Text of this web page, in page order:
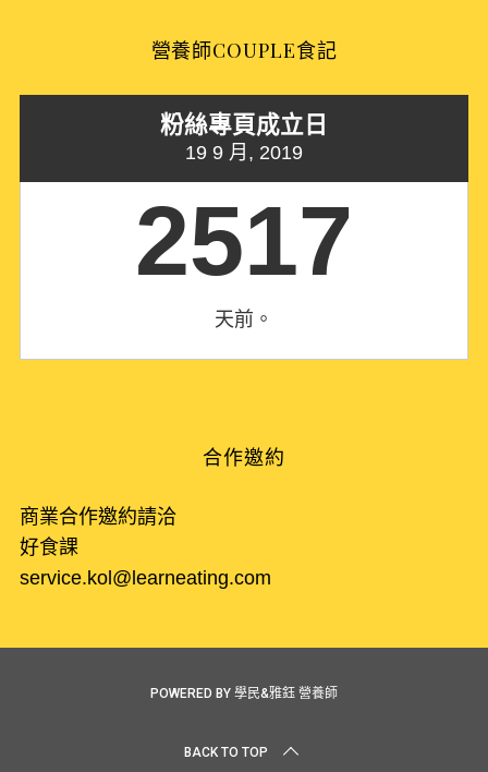
營養師COUPLE食記
粉絲專頁成立日
19 9 月, 2019
2517
天前。
合作邀約
商業合作邀約請洽
好食課
service.kol@learneating.com
POWERED BY 學民&雅鈺 營養師
BACK TO TOP